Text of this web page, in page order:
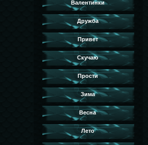
Валентинки
Дружба
Привет
Скучаю
Прости
Зима
Весна
Лето